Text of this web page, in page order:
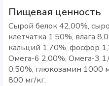
Пищевая ценность
Сырой белок 42,00%,
клетчатка 1,50%, влага
кальций 1,70%, фосфор
Омега-6 2,00%, Омега-3
0,50%, глюкозамин 1000
800 мг/кг.